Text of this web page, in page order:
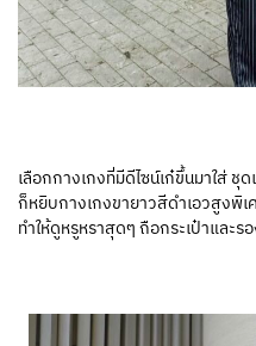
เลือกกางเกงที่มีดีไซน์เก๋ขึ้นมาใส่ ชุ
ก็หยิบกางเกงขายาวสีดำเอวสูงพิ
ทำให้ดูหรูหราสุดๆ ถือกระเป๋าและร